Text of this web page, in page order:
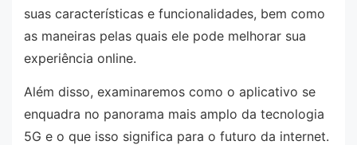
suas características e funcionalidades, bem como
as maneiras pelas quais ele pode melhorar sua
experiência online.
Além disso, examinaremos como o aplicativo se
enquadra no panorama mais amplo da tecnologia
5G e o que isso significa para o futuro da internet.